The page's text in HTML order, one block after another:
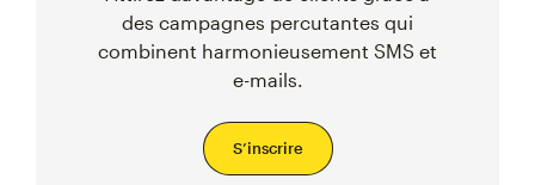
des campagnes percutantes qui
combinent harmonieusement SMS et
e-mails.
S’inscrire